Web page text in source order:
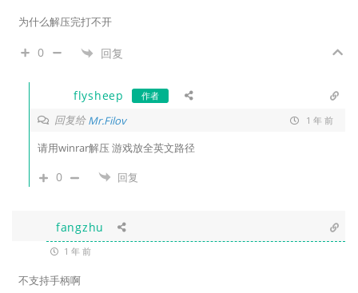
为什么解压完打不开
0 回复
flysheep 作者
回复给Mr.Filov 1 年 前
请用winrar解压 游戏放全英文路径
0 回复
fangzhu
1 年 前
不支持手柄啊